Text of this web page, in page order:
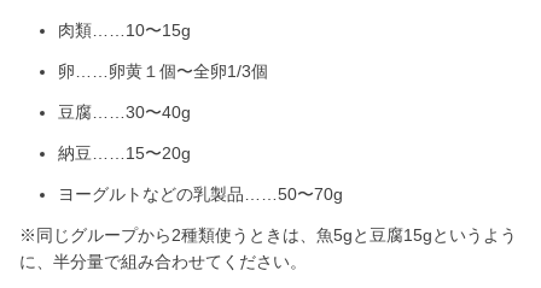
肉類……10〜15g
卵……卵黄１個〜全卵1/3個
豆腐……30〜40g
納豆……15〜20g
ヨーグルトなどの乳製品……50〜70g
※同じグループから2種類使うときは、魚5gと豆腐15gというよう
に、半分量で組み合わせてください。